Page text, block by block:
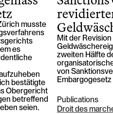
musste
es
bestätigte
Obergericht
betreffend
seien.
Mit der Revision
zweiten Hälfte
von
Publications
Droit des